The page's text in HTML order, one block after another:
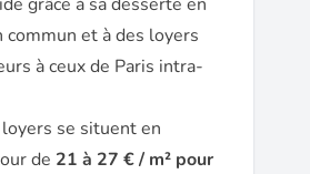
et à des loyers
à ceux de Paris intra-
se situent en
de 21 à 27 € / m² pour